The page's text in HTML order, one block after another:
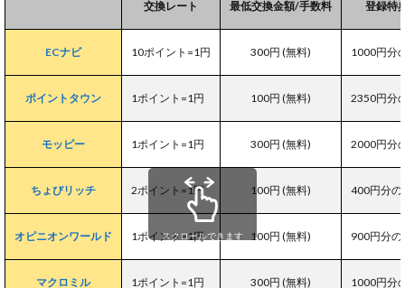
交換レート 最低交換金額/手数料 登録特
ECナビ 10ポイント=1円 300円 (無料) 1000円分
ポイントタウン 1ポイント=1円 100円 (無料) 2350円分
モッピー 1ポイント=1円 300円 (無料) 2000円分
ちょびリッチ 2ポイント=1円 100円 (無料) 400円分の
オピニオンワールド 1ポイント=1円 100円 (無料) 900円分
マクロミル 1ポイント=1円 300円 (無料) 1000円分
スクロールできます